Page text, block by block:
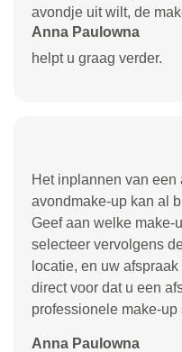
avondje uit wilt, de
Anna Paulowna
helpt u graag verder.
Het inplannen van een
avondmake-up kan al
Geef aan welke make-
selecteer vervolgens
locatie, en uw
direct voor dat u een
professionele make-up
Anna Paulowna